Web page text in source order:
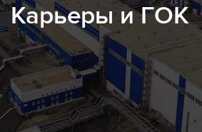
Карьеры и ГОК